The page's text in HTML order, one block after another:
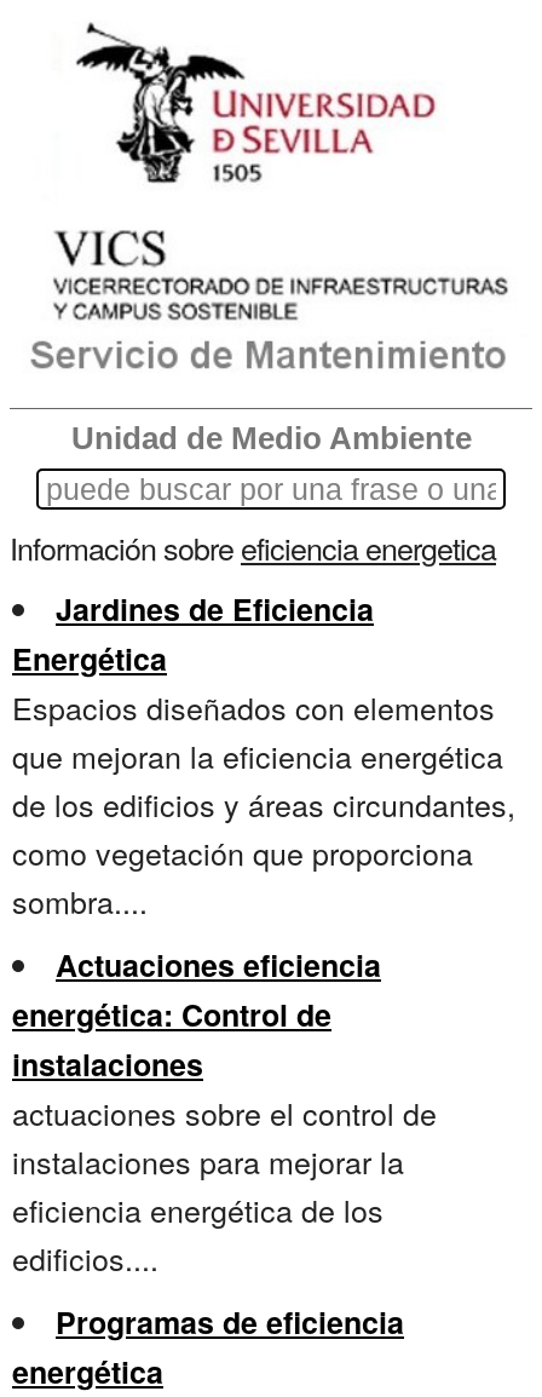
Unidad de Medio Ambiente
Información sobreeficiencia energetica
Jardines de Eficiencia
Energética
Espacios diseñados con elementos
que mejoran la eficiencia energética
de los edificios y áreas circundantes,
como vegetación que proporciona
sombra....
Actuaciones eficiencia
energética: Control de
instalaciones
actuaciones sobre el control de
instalaciones para mejorar la
eficiencia energética de los
edificios....
Programas de eficiencia
energética